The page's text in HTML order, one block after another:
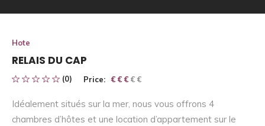
Hote
RELAIS DU CAP
(0) Price: € € € € €
€ € €
Idéalement situés sur la mer, nous vous offrons 4
chambres d’hôtes et une location d’appartement sur le